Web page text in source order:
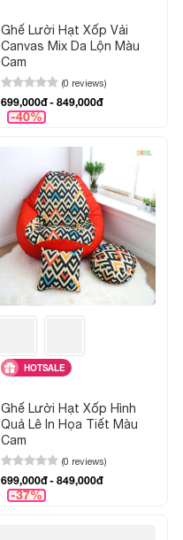
Ghế Lười Hạt Xốp Vải
Canvas Mix Da Lộn Màu
Cam
(0 reviews)
699,000đ - 849,000đ
-40%
HOTSALE
Ghế Lười Hạt Xốp Hình
Quả Lê In Họa Tiết Màu
Cam
(0 reviews)
699,000đ - 849,000đ
-37%